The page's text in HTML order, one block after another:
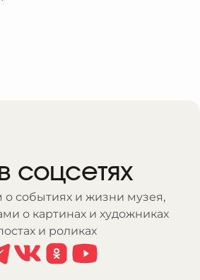
соцсетях
о событиях и жизни музея,
о картинах и художниках
и роликах